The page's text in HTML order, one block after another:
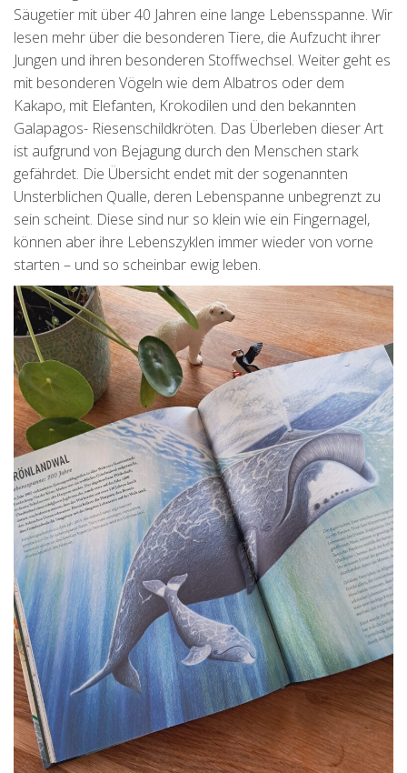
Säugetier mit über 40 Jahren eine lange Lebensspanne. Wir
lesen mehr über die besonderen Tiere, die Aufzucht ihrer
Jungen und ihren besonderen Stoffwechsel. Weiter geht es
mit besonderen Vögeln wie dem Albatros oder dem
Kakapo, mit Elefanten, Krokodilen und den bekannten
Galapagos- Riesenschildkröten. Das Überleben dieser Art
ist aufgrund von Bejagung durch den Menschen stark
gefährdet. Die Übersicht endet mit der sogenannten
Unsterblichen Qualle, deren Lebenspanne unbegrenzt zu
sein scheint. Diese sind nur so klein wie ein Fingernagel,
können aber ihre Lebenszyklen immer wieder von vorne
starten – und so scheinbar ewig leben.